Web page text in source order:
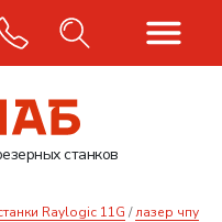
станков
Raylogic 11G лазер чпу